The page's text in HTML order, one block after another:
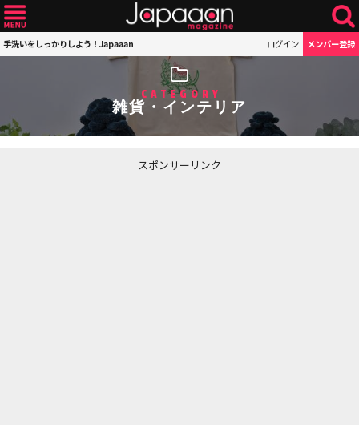
手洗いをしっかりしよう！Japaaan ログイン メンバー登録
CATEGORY
雑貨・インテリア
スポンサーリンク